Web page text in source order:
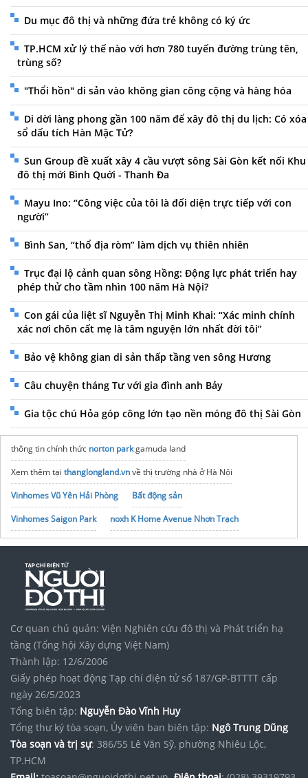
Du mục đô thị và những đứa trẻ không có ký ức
TP.HCM xử lý thế nào với hơn 780 tuyến đường trùng tên,
trùng số?
"Thổi hồn" di sản vào không gian công cộng và hàng hóa
Di dời làng phong gần 100 năm để xây đô thị du lịch: Có xóa
sổ dấu tích Hàn Mặc Tử?
Sun Group đề xuất xây 4 cầu vượt sông Sài Gòn kết nối Khu
đô thị mới Bình Quới - Thanh Đa
Mayu Ino: “Công việc của tôi là đối diện trực tiếp với con
người”
Bình San, “thổ địa ròm” làm dịch vụ thiên nhiên
Trục đại lộ cảnh quan sông Hồng: Động lực phát triển hay
phép thử cho tầm nhìn 100 năm Hà Nội?
Con gái của liệt sĩ Nguyễn Thị Minh Khai: “Xác minh chính
xác nơi chôn cất mẹ là tâm nguyện lớn nhất đời tôi”
Bảo vệ không gian di sản thấp tầng ven sông Hương
Câu chuyện tháng Tư với gia đình anh Bảy
Gia tộc chú Hỏa góp công lớn tạo nền móng đô thị Sài Gòn
thông tin chính thức norton parkgamuda land
Xem thêm tại thanglongland.vnvề thị trường nhà ở Hà Nội
Vinhomes Vũ Yên Hải Phòng
Bất động sản
Vinhomes Saigon Park
noxh K Home Avenue Nhơn Trạch
Tập đoàn Bcons Group
Cơ quan chủ quản: Viện Nghiên cứu đô thị và Phát triển hạ
tầng (Tổng hội Xây dựng Việt Nam)
Thành lập: 12/6/2006
Giấy phép hoạt động Tạp chí điện tử số 187/GP-BTTTT cấp
ngày 26/5/2023
Tổng biên tập: Nguyễn Đào Vĩnh Huy
Tổng thư ký tòa soạn, Ủy viên ban biên tập: Ngô Trung Dũng
Tòa soạn và trị sự: 386/55 Lê Văn Sỹ, phường Nhiêu Lộc,
TP.HCM